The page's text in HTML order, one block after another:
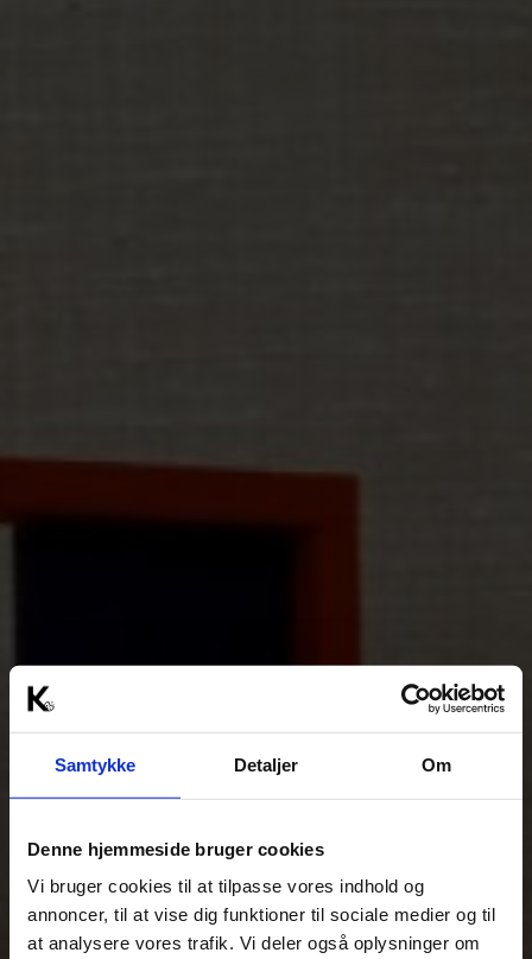
Samtykke Detaljer Om
Denne hjemmeside bruger cookies
Vi bruger cookies til at tilpasse vores indhold og
annoncer, til at vise dig funktioner til sociale medier og til
at analysere vores trafik. Vi deler også oplysninger om